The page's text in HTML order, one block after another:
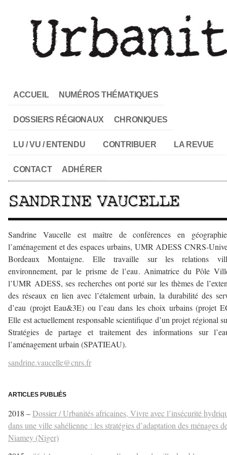
ACCUEIL NUMÉROS THÉMATIQUES
DOSSIERS RÉGIONAUX CHRONIQUES
LU / VU / ENTENDU CONTRIBUER LA REVUE
CONTACT ADHÉRER
SANDRINE VAUCELLE
Sandrine Vaucelle est maître de conférences en
l’aménagement et des espaces urbains, UMR ADESS CNRS-
Bordeaux Montaigne. Elle travaille sur les relations
environnement, par le prisme de l’eau. Animatrice du Pôle
l’UMR ADESS, ses recherches ont porté sur les thèmes de
des réseaux en lien avec l’étalement urbain, la durabilité des
d’eau (projet Eau&3E) ou l’eau dans les choix urbains (projet
Elle est actuellement responsable scientifique d’un projet régional
Stratégies de partage et traitement des informations sur
l’aménagement urbain (SPATIEAU).
sandrine.vaucelle@cnrs.fr
ARTICLES PUBLIÉS
2018 –Dossier / Urbanités africaines, Vivre avec l’insécurité
dans une ville sahélienne : les stratégies d’adaptation des ménages
Niamey (Niger)